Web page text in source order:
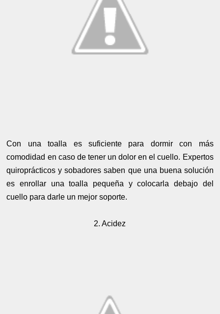
Con una toalla es suficiente para dormir con más
comodidad en caso de tener un dolor en el cuello. Expertos
quiroprácticos y sobadores saben que una buena solución
es enrollar una toalla pequeña y colocarla debajo del
cuello para darle un mejor soporte.
2. Acidez